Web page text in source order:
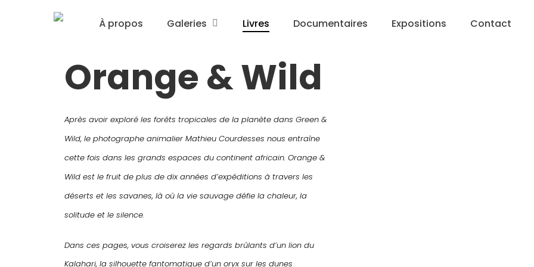
À propos Galeries Livres Documentaires Expositions Contact
Orange & Wild
Après avoir exploré les forêts tropicales de la planète dans Green &
Wild, le photographe animalier Mathieu Courdesses nous entraîne
cette fois dans les grands espaces du continent africain. Orange &
Wild est le fruit de plus de dix années d’expéditions à travers les
déserts et les savanes, là où la vie sauvage défie la chaleur, la
solitude et le silence.
Dans ces pages, vous croiserez les regards brûlants d’un lion du
Kalahari, la silhouette fantomatique d’un oryx sur les dunes